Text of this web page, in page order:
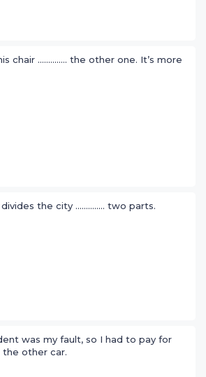
chair .............. the other one. It’s more
the city .............. two parts.
was my fault, so I had to pay for
the other car.